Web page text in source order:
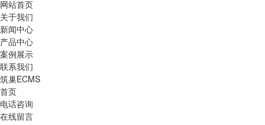
网站首页
关于我们
新闻中心
产品中心
案例展示
联系我们
筑巢ECMS
首页
电话咨询
在线留言